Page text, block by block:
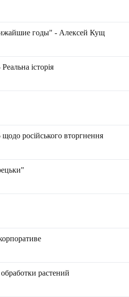
годы" - Алексей Кущ
історія
російського вторгнення
растений